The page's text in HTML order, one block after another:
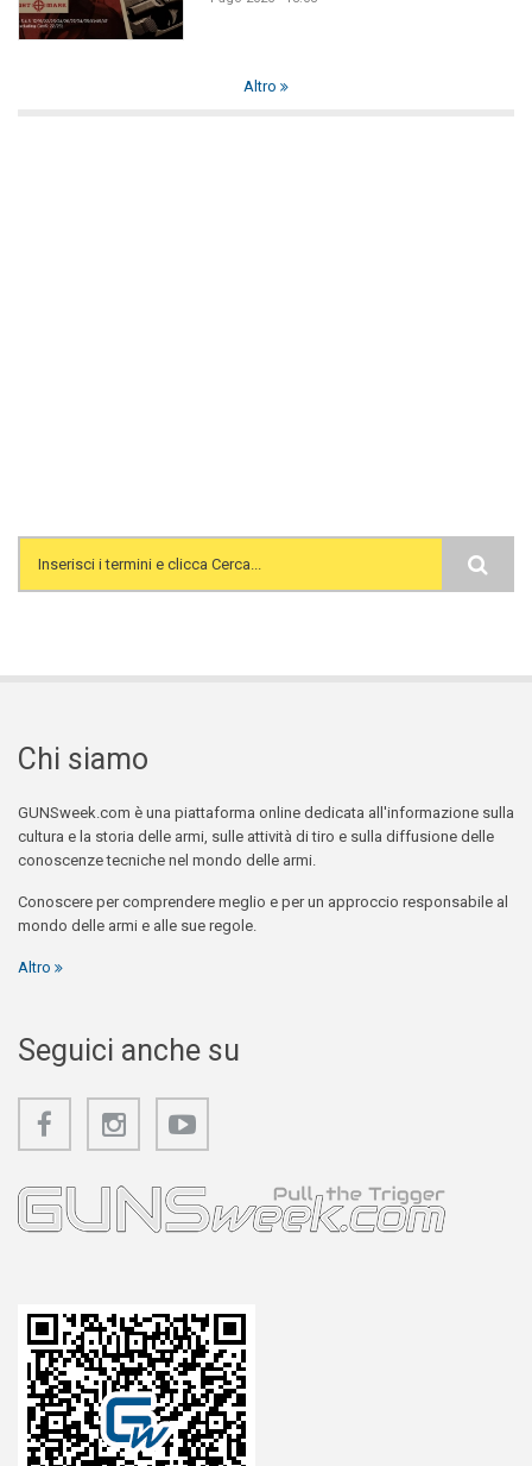
Altro
Search form
Chi siamo
GUNSweek.com è una piattaforma online dedicata all'informazione sulla
cultura e la storia delle armi, sulle attività di tiro e sulla diffusione delle
conoscenze tecniche nel mondo delle armi.
Conoscere per comprendere meglio e per un approccio responsabile al
mondo delle armi e alle sue regole.
Altro
Seguici anche su